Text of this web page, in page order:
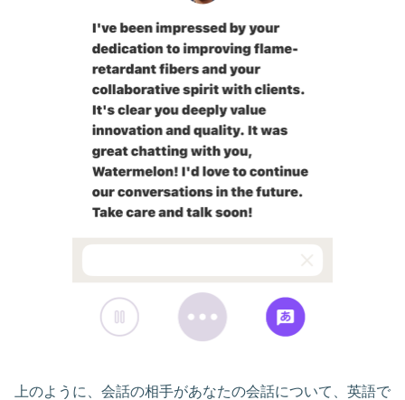
上のように、会話の相手があなたの会話について、英語で